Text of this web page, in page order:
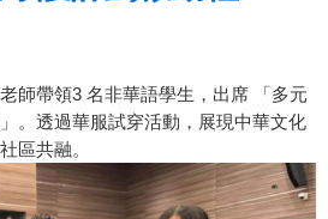
師帶領3 名非華語學生，出席 「多元
。透過華服試穿活動，展現中華文化
區共融。